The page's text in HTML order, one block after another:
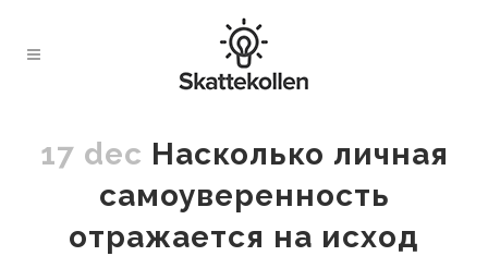
17 dec Насколько личная
самоуверенность
отражается на исход